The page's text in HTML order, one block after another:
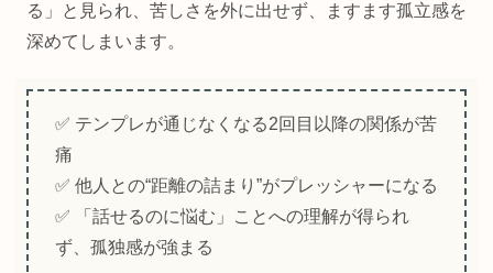
る」と見られ、苦しさを外に出せず、ますます孤立感を
深めてしまいます。
✅ テンプレが通じなくなる2回目以降の関係が苦
痛
✅ 他人との“距離の詰まり”がプレッシャーになる
✅ 「話せるのに悩む」ことへの理解が得られ
ず、孤独感が強まる